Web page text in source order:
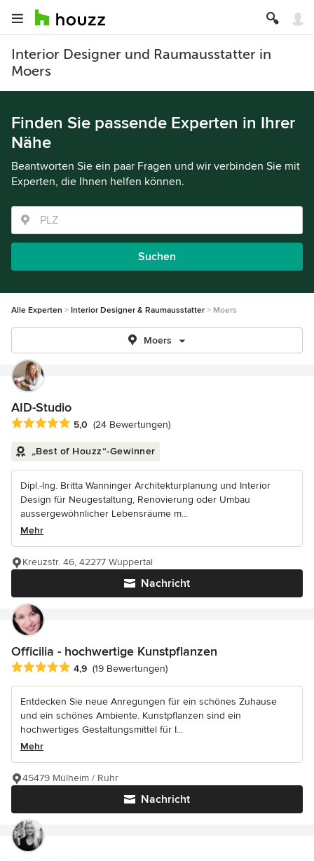
Interior Designer und Raumausstatter in
Moers
Finden Sie passende Experten in Ihrer
Nähe
Beantworten Sie ein paar Fragen und wir verbinden Sie mit
Experten, die Ihnen helfen können.
Suchen
Alle Experten Interior Designer & Raumausstatter Moers
Moers
AID-Studio
Durchschnittliche Bewertung: 5 von 5 Sternen
5,0 (24 Bewertungen)
„Best of Houzz“-Gewinner
Dipl.-Ing. Britta Wanninger Architekturplanung und Interior
Design für Neugestaltung, Renovierung oder Umbau
aussergewöhnlicher Lebensräume m...
Mehr
Nachricht
Kreuzstr. 46, 42277 Wuppertal
Officilia - hochwertige Kunstpflanzen
Durchschnittliche Bewertung: 4.9 von 5 Sternen
4,9 (19 Bewertungen)
Entdecken Sie neue Anregungen für ein schönes Zuhause
und ein schönes Ambiente. Kunstpflanzen sind ein
hochwertiges Gestaltungsmittel für I...
Mehr
Nachricht
45479 Mülheim / Ruhr